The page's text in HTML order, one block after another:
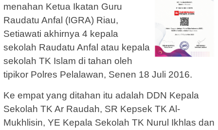
menahan Ketua Ikatan Guru
Raudatu Anfal (IGRA) Riau,
Setiawati akhirnya 4 kepala
sekolah Raudatu Anfal atau kepala
sekolah TK Islam di tahan oleh
tipikor Polres Pelalawan, Senen 18 Juli 2016.
Ke empat yang ditahan itu adalah DDN Kepala
Sekolah TK Ar Raudah, SR Kepsek TK Al-
Mukhlisin, YE Kepala Sekolah TK Nurul Ikhlas dan